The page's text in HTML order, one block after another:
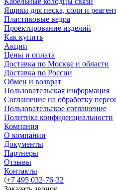
Ящики для песка, соли и
Пластиковые ведра
Проектирование изделий
Как купить
Акции
Цены и оплата
Доставка по Москве и области
Доставка по России
Обмен и возврат
Пользовательская информация
Соглашение на обработку
Пользовательское соглашение
Политика конфиденциальности
Компания
О компании
Документы
Партнеры
Отзывы
Контакты
+7 495 032-76-32